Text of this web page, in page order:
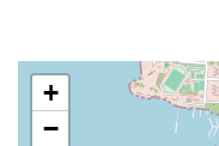
+
−